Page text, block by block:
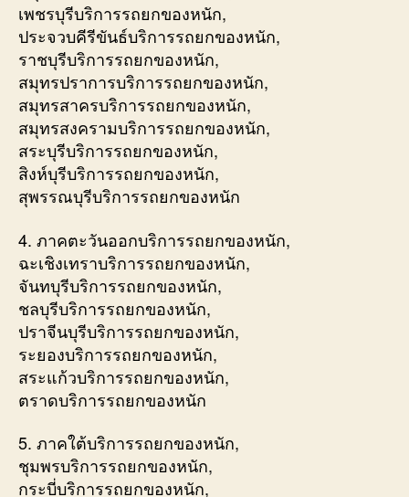
เพชรบุรีบริการรถยกของหนัก,
ประจวบคีรีขันธ์บริการรถยกของหนัก,
ราชบุรีบริการรถยกของหนัก,
สมุทรปราการบริการรถยกของหนัก,
สมุทรสาครบริการรถยกของหนัก,
สมุทรสงครามบริการรถยกของหนัก,
สระบุรีบริการรถยกของหนัก,
สิงห์บุรีบริการรถยกของหนัก,
สุพรรณบุรีบริการรถยกของหนัก
4. ภาคตะวันออกบริการรถยกของหนัก,
ฉะเชิงเทราบริการรถยกของหนัก,
จันทบุรีบริการรถยกของหนัก,
ชลบุรีบริการรถยกของหนัก,
ปราจีนบุรีบริการรถยกของหนัก,
ระยองบริการรถยกของหนัก,
สระแก้วบริการรถยกของหนัก,
ตราดบริการรถยกของหนัก
5. ภาคใต้บริการรถยกของหนัก,
ชุมพรบริการรถยกของหนัก,
กระบี่บริการรถยกของหนัก,